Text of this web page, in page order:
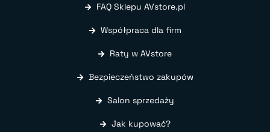
FAQ Sklepu AVstore.pl
Współpraca dla firm
Raty w AVstore
Bezpieczeństwo zakupów
Salon sprzedaży
Jak kupować?